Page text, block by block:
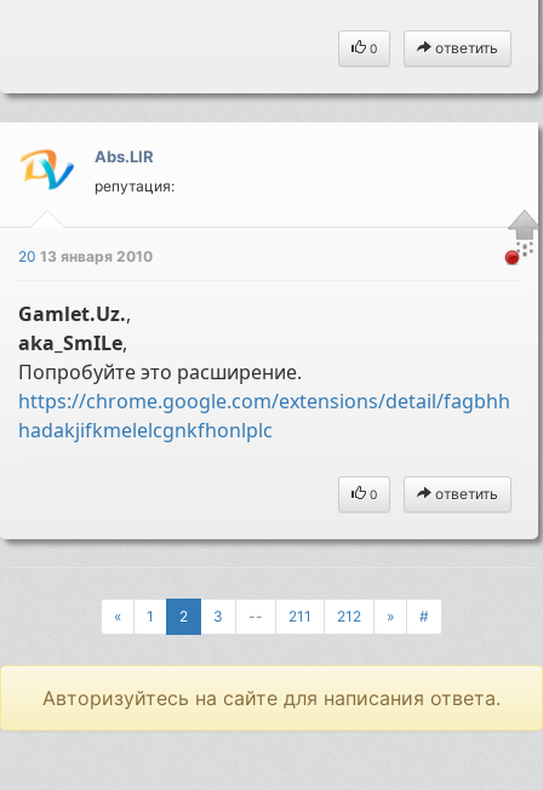
0 ответить
Abs.LIR
репутация:
2013 января 2010
Gamlet.Uz.,
aka_SmILe,
Попробуйте это расширение.
https://chrome.google.com/extensions/detail/fagbhh
hadakjifkmelelcgnkfhonlplc
0 ответить
« 1 2 3 -- 211 212 » #
Авторизуйтесь на сайте для написания ответа.